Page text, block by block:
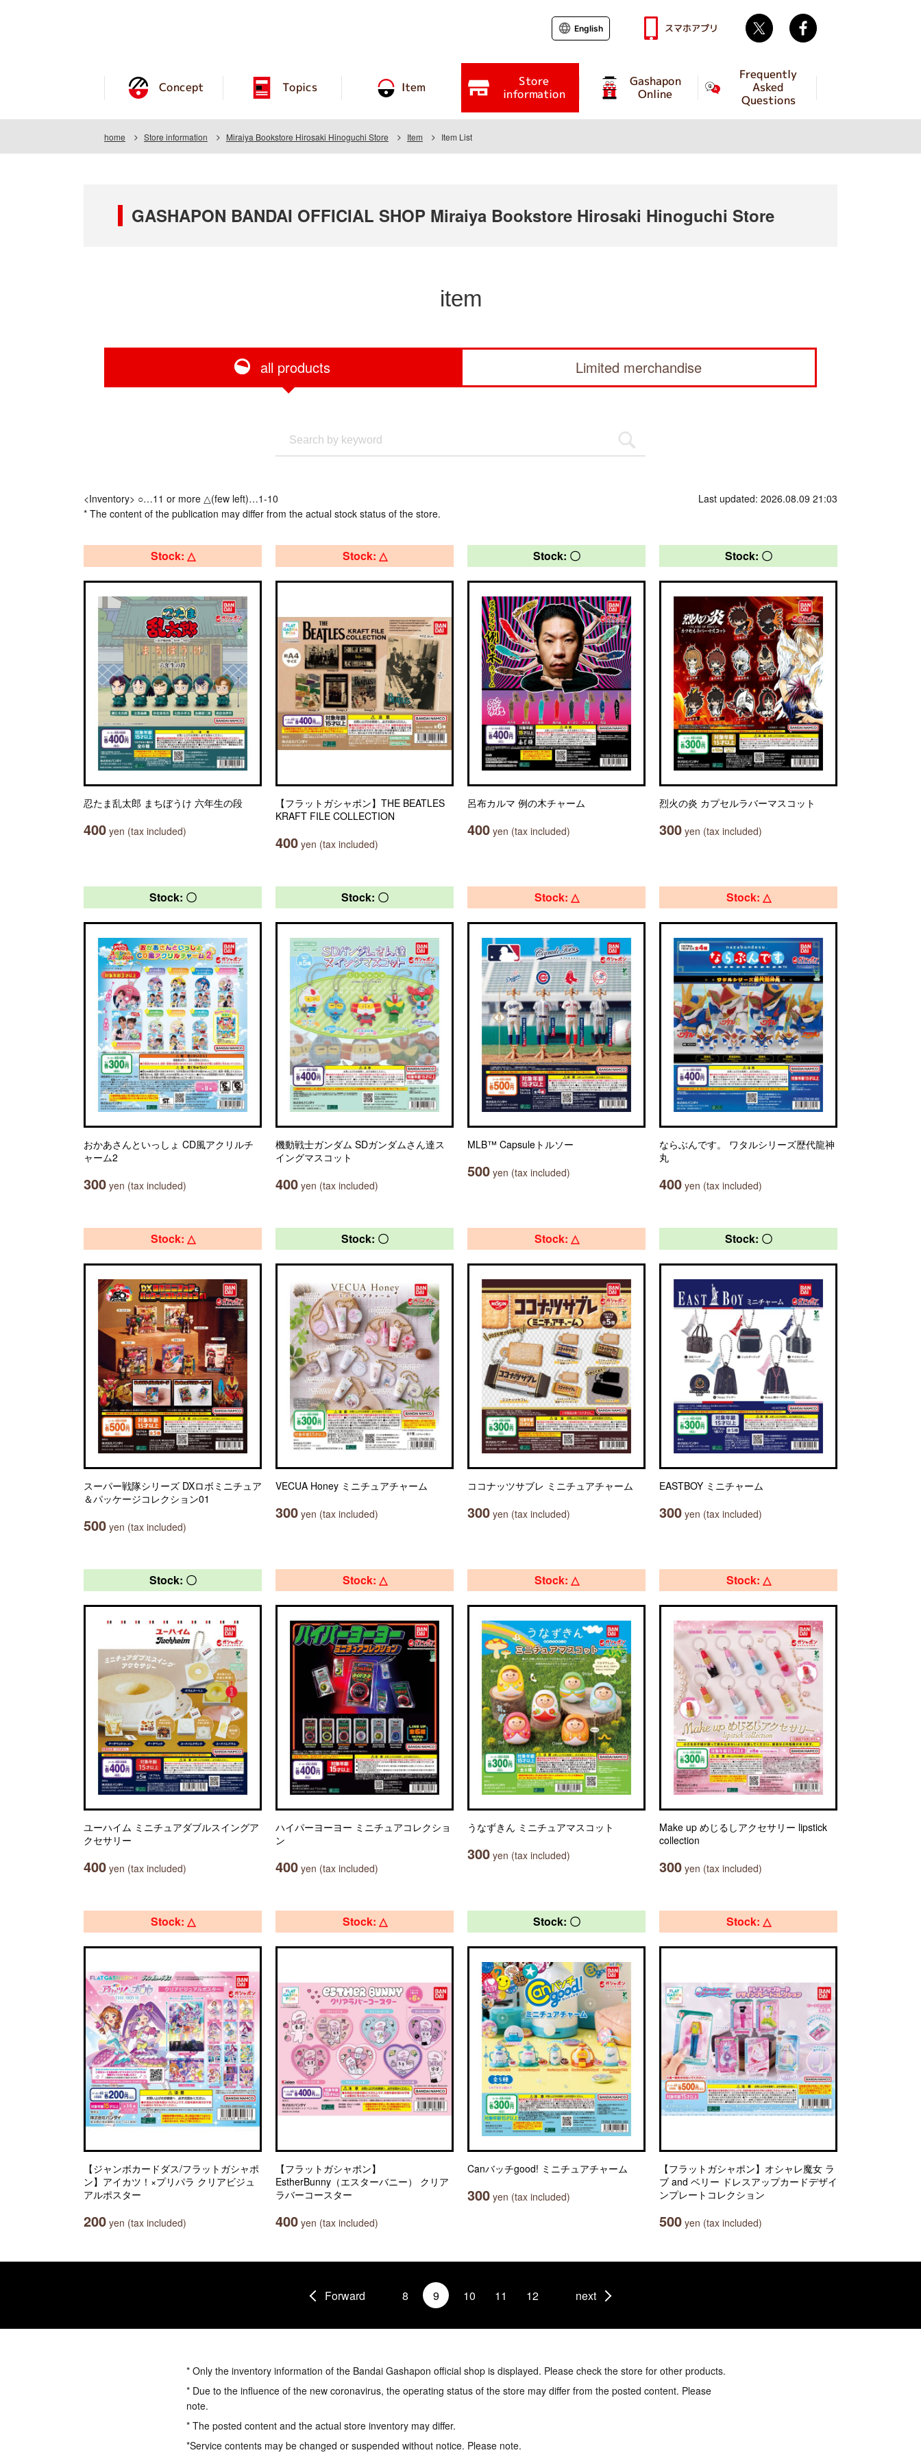
Concept Topics Item Store
information
Gashapon
Online
Frequently
Asked
Questions
English スマホアプリ Twitter
home Store information Miraiya Bookstore Hirosaki Hinoguchi Store Item Item List
GASHAPON BANDAI OFFICIAL SHOP Miraiya Bookstore Hirosaki Hinoguchi Store
item
all products Limited merchandise
<Inventory> ○…11 or more △(few left)…1-10
* The content of the publication may differ from the actual stock status of the store.
Last updated: 2026.08.09 21:03
Stock: △
忍たま乱太郎 まちぼうけ 六年生の段
400 yen (tax included)
Stock: △
【フラットガシャポン】THE BEATLES
KRAFT FILE COLLECTION
400 yen (tax included)
Stock: 〇
呂布カルマ 例の木チャーム
400 yen (tax included)
Stock: 〇
烈火の炎 カプセルラバーマスコット
300 yen (tax included)
Stock: 〇
おかあさんといっしょ CD風アクリルチ
ャーム2
300 yen (tax included)
Stock: 〇
機動戦士ガンダム SDガンダムさん達ス
イングマスコット
400 yen (tax included)
Stock: △
MLB™ Capsuleトルソー
500 yen (tax included)
Stock: △
ならぶんです。 ワタルシリーズ歴代龍神
丸
400 yen (tax included)
Stock: △
スーパー戦隊シリーズ DXロボミニチュア
＆パッケージコレクション01
500 yen (tax included)
Stock: 〇
VECUA Honey ミニチュアチャーム
300 yen (tax included)
Stock: △
ココナッツサブレ ミニチュアチャーム
300 yen (tax included)
Stock: 〇
EASTBOY ミニチャーム
300 yen (tax included)
Stock: 〇
ユーハイム ミニチュアダブルスイングア
クセサリー
400 yen (tax included)
Stock: △
ハイパーヨーヨー ミニチュアコレクショ
ン
400 yen (tax included)
Stock: △
うなずきん ミニチュアマスコット
300 yen (tax included)
Stock: △
Make up めじるしアクセサリー lipstick
collection
300 yen (tax included)
Stock: △
【ジャンボカードダス/フラットガシャポ
ン】アイカツ！×プリパラ クリアビジュ
アルポスター
200 yen (tax included)
Stock: △
【フラットガシャポン】
EstherBunny（エスターバニー） クリア
ラバーコースター
400 yen (tax included)
Stock: 〇
Canバッチgood! ミニチュアチャーム
300 yen (tax included)
Stock: △
【フラットガシャポン】オシャレ魔女 ラ
ブ and ベリー ドレスアップカードデザイ
ンプレートコレクション
500 yen (tax included)
Forward 8 9 10 11 12 next
* Only the inventory information of the Bandai Gashapon official shop is displayed. Please check the store for other products.
* Due to the influence of the new coronavirus, the operating status of the store may differ from the posted content. Please
note.
* The posted content and the actual store inventory may differ.
*Service contents may be changed or suspended without notice. Please note.